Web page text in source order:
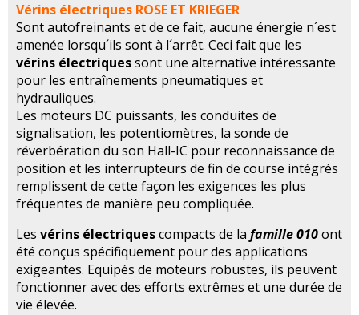
Vérins électriques ROSE ET KRIEGER
Sont autofreinants et de ce fait, aucune énergie n´est
amenée lorsqu´ils sont à l´arrêt. Ceci fait que les
vérins électriquessont une alternative intéressante
pour les entraînements pneumatiques et
hydrauliques.
Les moteurs DC puissants, les conduites de
signalisation, les potentiomètres, la sonde de
réverbération du son Hall-IC pour reconnaissance de
position et les interrupteurs de fin de course intégrés
remplissent de cette façon les exigences les plus
fréquentes de manière peu compliquée.
Les vérins électriquescompacts de la famille 010ont
été conçus spécifiquement pour des applications
exigeantes. Equipés de moteurs robustes, ils peuvent
fonctionner avec des efforts extrêmes et une durée de
vie élevée.